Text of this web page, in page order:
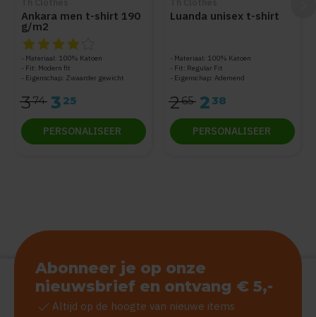
Ankara men t-shirt 190
g/m2
De beoordeling van dit product is
Materiaal: 100% Katoen
Fit: Modern fit
Eigenschap: Zwaarder gewicht
374 3 25
PERSONALISEER
Luanda unisex t-shirt
Materiaal: 100% Katoen
Fit: Regular Fit
Eigenschap: Ademend
265 2 38
PERSONALISEER
Abonneer je op onze
nieuwsbrief en ontvang € 5,-
check Altijd op de hoogte van nieuwe items